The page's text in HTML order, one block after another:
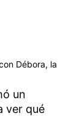
Débora, la
un
ver qué